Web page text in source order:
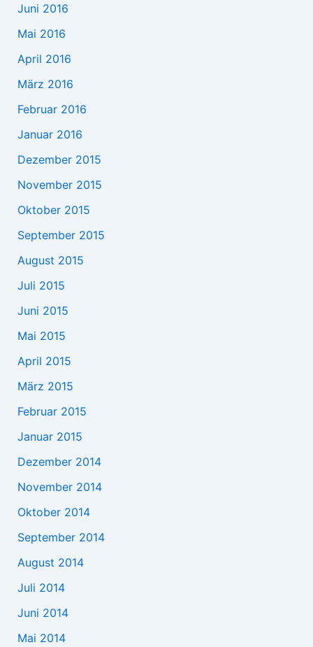
Juni 2016
Mai 2016
April 2016
März 2016
Februar 2016
Januar 2016
Dezember 2015
November 2015
Oktober 2015
September 2015
August 2015
Juli 2015
Juni 2015
Mai 2015
April 2015
März 2015
Februar 2015
Januar 2015
Dezember 2014
November 2014
Oktober 2014
September 2014
August 2014
Juli 2014
Juni 2014
Mai 2014